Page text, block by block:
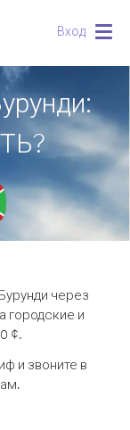
Вход
через
городские и
¢.
и звоните в